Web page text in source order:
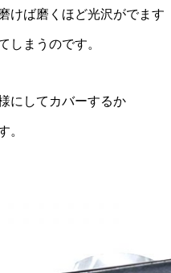
けば磨くほど光沢がでます
しまうのです。
にしてカバーするか
。